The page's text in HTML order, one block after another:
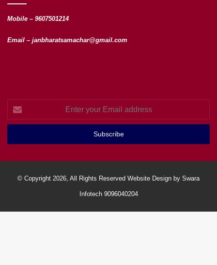
Mobile – 9607501214
Email – janbharatsamachar@gmail.com
your
Email
© Copyright 2026, All Rights Reserved Website Design by Swara
Infotech 9096040204